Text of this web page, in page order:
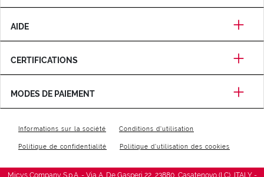
AIDE
CERTIFICATIONS
MODES DE PAIEMENT
Informations sur la société Conditions d'utilisation
Politique de confidentialité Politique d'utilisation des cookies
Micys Company S.p.A. - Via A. De Gasperi 22, 23880, Casatenovo (LC), ITALY -